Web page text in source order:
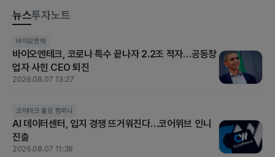
뉴스투자노트
바이오엔텍
바이오엔테크, 코로나 특수 끝나자 2.2조 적자…공동창
업자 사힌 CEO 퇴진
2026.08.07 13:27
코어마크 홀딩 컴퍼니
AI 데이터센터, 입지 경쟁 뜨거워진다…코어위브 인니
진출
2026.08.07 11:38
코노코필립스
[실적발표] 코노코필립스, 주당순이익 3.24 달러..예상
치 2.85 달러 상회
2026.08.07 08:25
[US STOCK BRIEF] 중동 리스크에도 ‘숨 고르기’…다우 464p
하락, 실적 장세의 냉혹한 현실
2026.08.07 06:30